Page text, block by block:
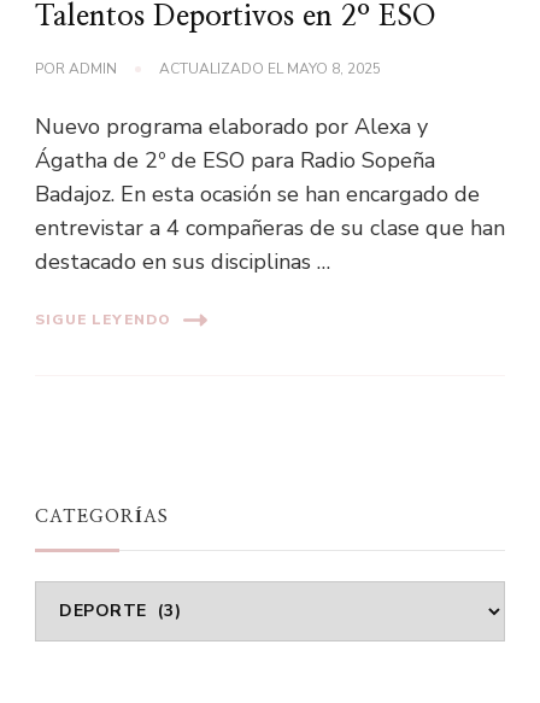
Talentos Deportivos en 2º ESO
PORADMIN ACTUALIZADO ELMAYO 8, 2025
Nuevo programa elaborado por Alexa y
Ágatha de 2º de ESO para Radio Sopeña
Badajoz. En esta ocasión se han encargado de
entrevistar a 4 compañeras de su clase que han
destacado en sus disciplinas …
SIGUE LEYENDO
CATEGORÍAS
Categorías